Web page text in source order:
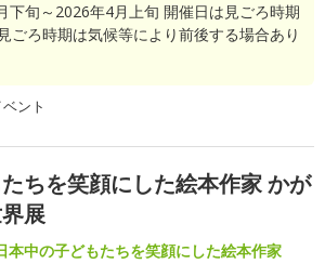
下旬～2026年4月上旬 開催日は見ごろ時期
ごろ時期は気候等により前後する場合あり
ント
ちを笑顔にした絵本作家 かが
展
本中の子どもたちを笑顔にした絵本作家